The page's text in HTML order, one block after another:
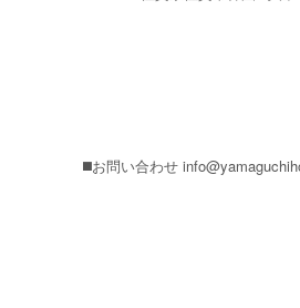
◼️お問い合わせ